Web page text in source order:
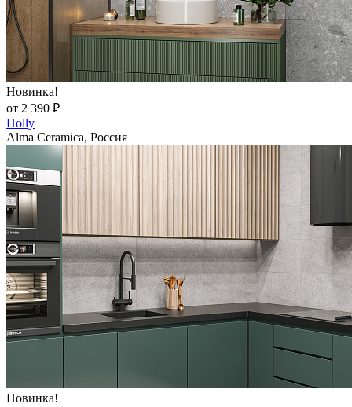
Новинка!
от 2 390 ₽
Holly
Alma Ceramica, Россия
Новинка!